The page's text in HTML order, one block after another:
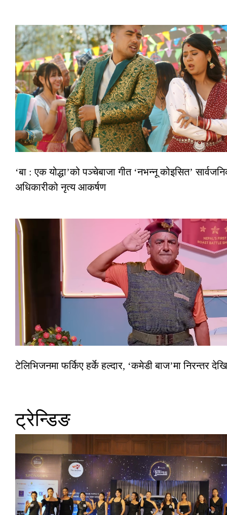
‘बा : एक योद्धा’को पञ्चेबाजा गीत ‘नभन्नू कोइसित’
अधिकारीको नृत्य आकर्षण
टेलिभिजनमा फर्किए हर्के हल्दार, ‘कमेडी बाज’मा निरन्तर
ट्रेन्डिङ